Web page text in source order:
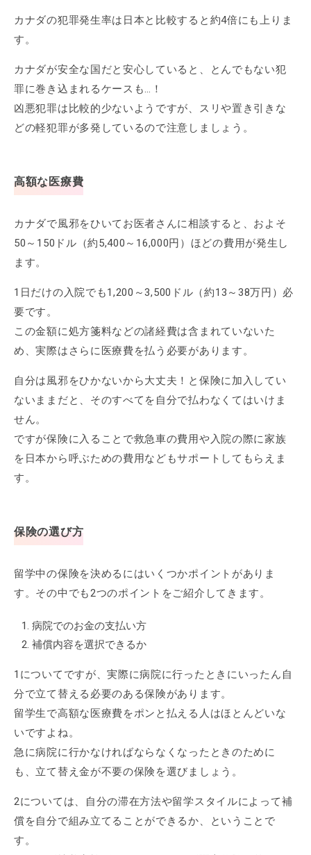
カナダの犯罪発生率は日本と比較すると約4倍にも上りま
す。
カナダが安全な国だと安心していると、とんでもない犯
罪に巻き込まれるケースも…！
凶悪犯罪は比較的少ないようですが、スリや置き引きな
どの軽犯罪が多発しているので注意しましょう。
高額な医療費
カナダで風邪をひいてお医者さんに相談すると、およそ
50～150ドル（約5,400～16,000円）ほどの費用が発生し
ます。
1日だけの入院でも1,200～3,500ドル（約13～38万円）必
要です。
この金額に処方箋料などの諸経費は含まれていないた
め、実際はさらに医療費を払う必要があります。
自分は風邪をひかないから大丈夫！と保険に加入してい
ないままだと、そのすべてを自分で払わなくてはいけま
せん。
ですが保険に入ることで救急車の費用や入院の際に家族
を日本から呼ぶための費用などもサポートしてもらえま
す。
保険の選び方
留学中の保険を決めるにはいくつかポイントがありま
す。その中でも2つのポイントをご紹介してきます。
病院でのお金の支払い方
補償内容を選択できるか
1についてですが、実際に病院に行ったときにいったん自
分で立て替える必要のある保険があります。
留学生で高額な医療費をポンと払える人はほとんどいな
いですよね。
急に病院に行かなければならなくなったときのために
も、立て替え金が不要の保険を選びましょう。
2については、自分の滞在方法や留学スタイルによって補
償を自分で組み立てることができるか、ということで
す。